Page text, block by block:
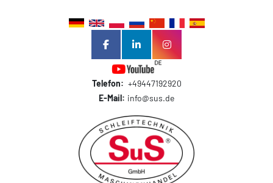
Telefon: +49447192920
E-Mail: info@sus.de
facebooklinkedininstagram